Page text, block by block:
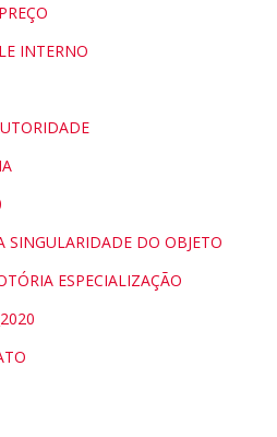
INTERNO
SINGULARIDADE DO OBJETO
ESPECIALIZAÇÃO